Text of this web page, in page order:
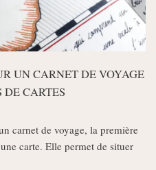
UN CARNET DE VOYAGE
CARTES
carnet de voyage, la première
carte. Elle permet de situer